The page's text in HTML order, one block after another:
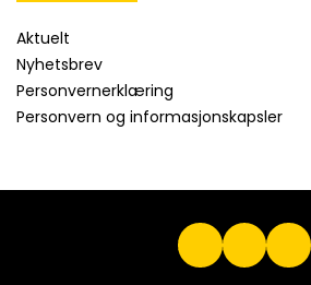
Aktuelt
Nyhetsbrev
Personvernerklæring
Personvern og informasjonskapsler